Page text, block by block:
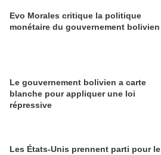
Evo Morales critique la politique
monétaire du gouvernement bolivien
Le gouvernement bolivien a carte
blanche pour appliquer une loi
répressive
Les États-Unis prennent parti pour le